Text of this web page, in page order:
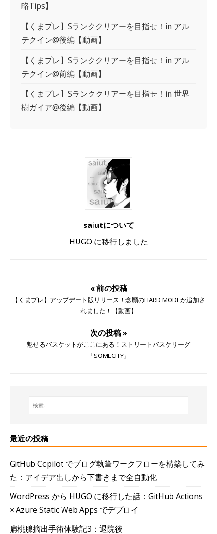
略Tips】
【くまプレ】Sランククリアーを目指せ！in アル
テクイン@後編【動画】
【くまプレ】Sランククリアーを目指せ！in アル
テクイン@前編【動画】
【くまプレ】Sランククリアーを目指せ！in 世界
樹ガイア@後編【動画】
saiutについて
HUGO に移行しました
« 前の投稿
【くまプレ】アップデート版リリース！念願のHARD MODEが追加さ
れました！【動画】
次の投稿 »
魅せるバスケットがここにある！ストリートバスケリーグ
「SOMECITY」
最近の投稿
GitHub Copilot でブログ執筆ワークフローを構築してみ
た：アイデア出しから下書きまで全自動化
WordPress から HUGO に移行した話：GitHub Actions
× Azure Static Web Apps でデプロイ
扁桃腺摘出手術体験記3：退院後